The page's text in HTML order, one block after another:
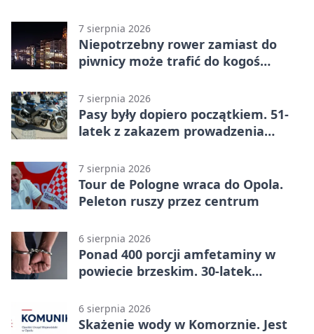
7 sierpnia 2026
Niepotrzebny rower zamiast do
piwnicy może trafić do kogoś
7 sierpnia 2026
Pasy były dopiero początkiem. 51-
latek z zakazem prowadzenia
7 sierpnia 2026
Tour de Pologne wraca do Opola.
Peleton ruszy przez centrum
6 sierpnia 2026
Ponad 400 porcji amfetaminy w
powiecie brzeskim. 30-latek
6 sierpnia 2026
Skażenie wody w Komorznie. Jest